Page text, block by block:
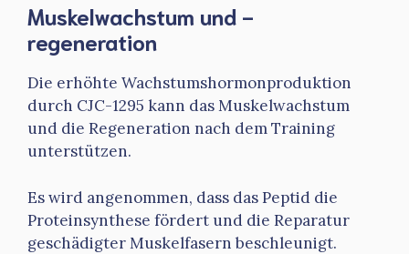
Muskelwachstum und -
regeneration
Die erhöhte Wachstumshormonproduktion
durch CJC-1295 kann das Muskelwachstum
und die Regeneration nach dem Training
unterstützen.
Es wird angenommen, dass das Peptid die
Proteinsynthese fördert und die Reparatur
geschädigter Muskelfasern beschleunigt.